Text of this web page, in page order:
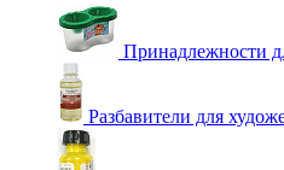
Принадлежности
Разбавители для